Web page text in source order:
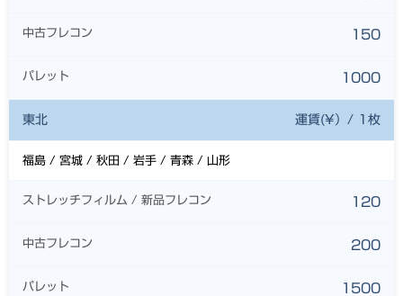
中古フレコン 150
パレット 1000
東北 運賃(¥）/ 1枚
福島 / 宮城 / 秋田 / 岩手 / 青森 / 山形
ストレッチフィルム / 新品フレコン 120
中古フレコン 200
パレット 1500